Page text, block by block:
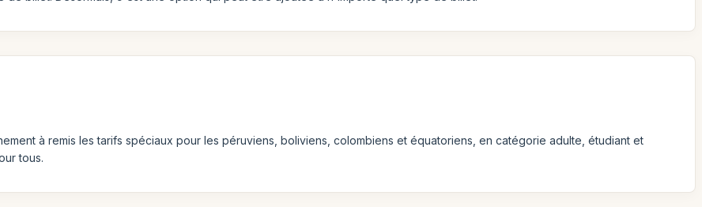
à remis les tarifs spéciaux pour les péruviens, boliviens, colombiens et équatoriens, en catégorie adulte, étudiant et
tous.